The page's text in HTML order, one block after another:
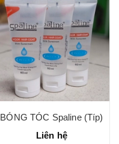
BÓNG TÓC Spaline (Típ)
Liên hệ